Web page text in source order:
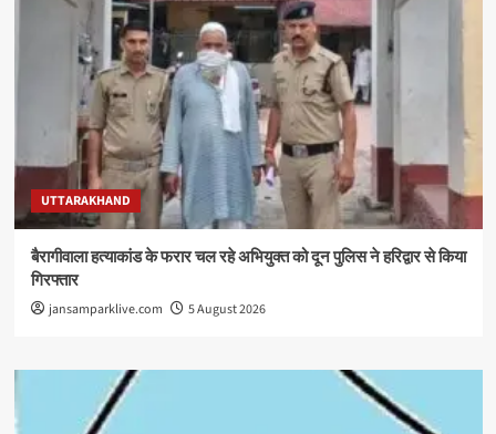
UTTARAKHAND
बैरागीवाला हत्याकांड के फरार चल रहे अभियुक्त को दून पुलिस ने हरिद्वार से किया
गिरफ्तार
jansamparklive.com 5 August 2026